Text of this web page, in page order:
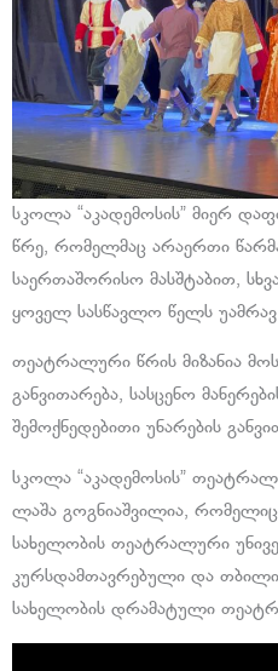
სკოლა “აკადემოსის” მიერ
წრე, რომელმაც არაერთი
საერთაშორისო მასშტაბით,
ყოველ სასწავლო წელს უამრავ
თეატრალური წრის მიზანია
განვითარება, სასცენო
შემოქნედებითი უნარების
სკოლა “აკადემოსის”
ლაშა გოგნიაშვილია,
სახელობის თეატრალური
კურსდამთავრებული და
სახელობის დრამატული